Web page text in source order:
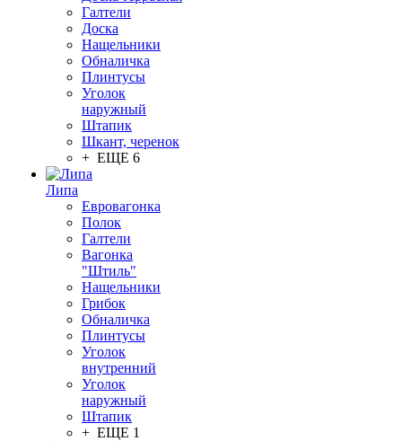
Галтели
Доска
Нащельники
Обналичка
Плинтусы
Уголок
наружный
Штапик
Шкант, черенок
+ ЕЩЕ 6
Липа
Евровагонка
Полок
Галтели
Вагонка
"Штиль"
Нащельники
Грибок
Обналичка
Плинтусы
Уголок
внутренний
Уголок
наружный
Штапик
+ ЕЩЕ 1